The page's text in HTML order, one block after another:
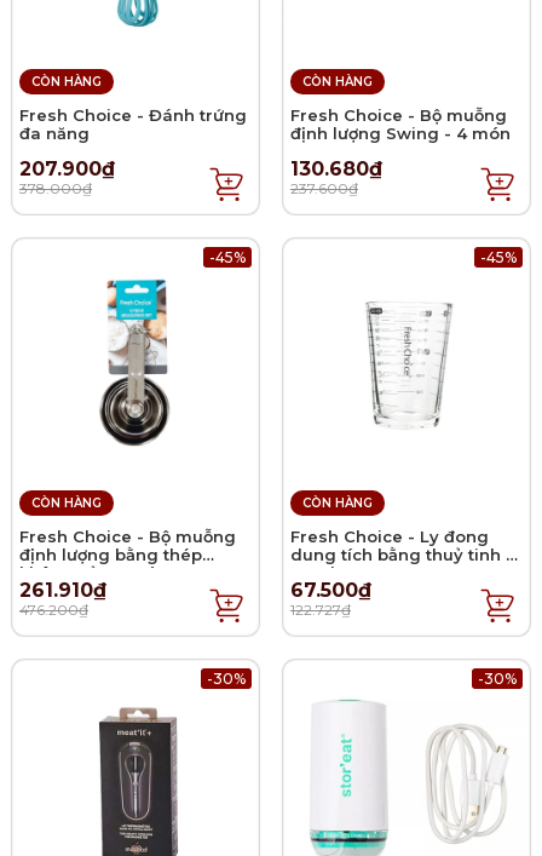
CÒN HÀNG
Fresh Choice - Đánh trứng
đa năng
207.900₫
378.000₫
CÒN HÀNG
Fresh Choice - Bộ muỗng
định lượng Swing - 4 món
130.680₫
237.600₫
-45%
CÒN HÀNG
Fresh Choice - Bộ muỗng
định lượng bằng thép
không gỉ - 8 món
261.910₫
476.200₫
-45%
CÒN HÀNG
Fresh Choice - Ly đong
dung tích bằng thuỷ tinh -
110ml
67.500₫
122.727₫
-30% -30%